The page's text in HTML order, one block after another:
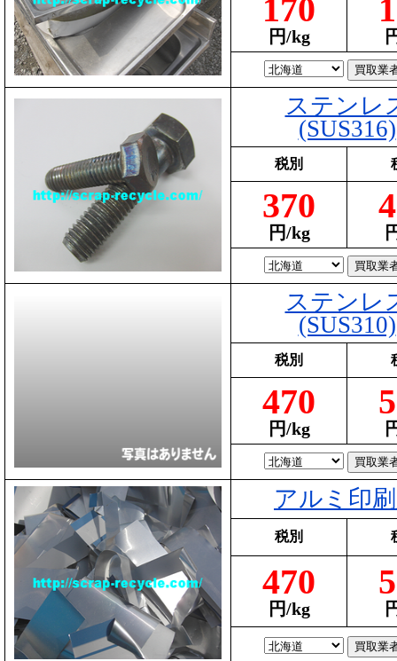
170
円/kg
ステンレ
(SUS316)
税別
370
円/kg
ステンレ
(SUS310)
税別
470
円/kg
アルミ印
税別
470
円/kg